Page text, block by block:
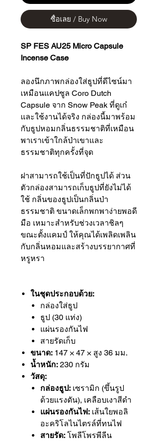
ซื้อเลย / Buy Now
SP FES AU25 Micro Capsule
Incense Case
ลองนึกภาพกล่องใส่ธูปที่ดีไซน์มา
เหมือนแคปซูล Coro Dutch
Capsule จาก Snow Peak ที่ดูเก๋
และใช้งานได้จริง กล่องนี้มาพร้อม
กับธูปหอมกลิ่นธรรมชาติที่เหมือน
พาเราเข้าใกล้ป่าเขาและ
ธรรมชาติทุกครั้งที่จุด
ฝาสามารถใช้เป็นที่ปักธูปได้ ส่วน
ตัวกล่องสามารถเก็บธูปที่ยังไม่ได้
ใช้ กลิ่นของธูปเป็นกลิ่นป่า
ธรรมชาติ ขนาดเล็กพกพาง่ายพอดี
มือ เหมาะสำหรับช่วงเวลาชิลๆ
ขณะตั้งแคมป์ ให้คุณได้เพลิดเพลิน
กับกลิ่นหอมและสร้างบรรยากาศที่
หรูหรา
ในชุดประกอบด้วย:
กล่องใส่ธูป
ธูป (30 แท่ง)
แผ่นรองกันไฟ
สายรัดเก็บ
ขนาด: 147 × 47 × สูง 36 มม.
น้ำหนัก: 230 กรัม
วัสดุ:
กล่องธูป: เซรามิก (ขึ้นรูป
ด้วยแรงดัน), เคลือบเงาสีดำ
แผ่นรองกันไฟ: เส้นใยพอลิ
อะคริโลไนไตรล์ที่ทนไฟ
สายรัด: โพลีโพรพีลีน